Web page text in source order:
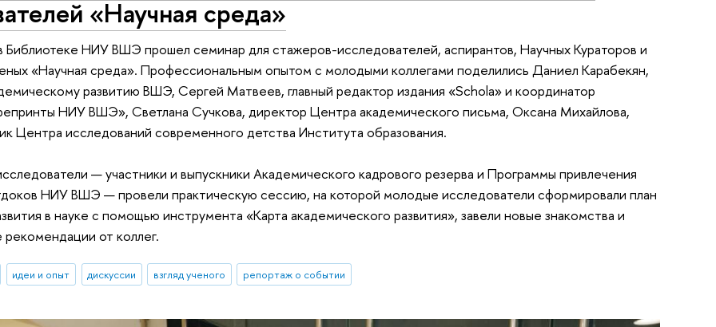
«Научная среда»
Библиотеке НИУ ВШЭ прошел семинар для стажеров-исследователей, аспирантов, Научных Кураторов и
«Научная среда». Профессиональным опытом с молодыми коллегами поделились Даниел Карабекян,
развитию ВШЭ, Сергей Матвеев, главный редактор издания «Schola» и координатор
НИУ ВШЭ», Светлана Сучкова, директор Центра академического письма, Оксана Михайлова,
Центра исследований современного детства Института образования.
— участники и выпускники Академического кадрового резерва и Программы привлечения
НИУ ВШЭ — провели практическую сессию, на которой молодые исследователи сформировали план
в науке с помощью инструмента «Карта академического развития», завели новые знакомства и
от коллег.
идеи и опыт дискуссии взгляд ученого репортаж о событии